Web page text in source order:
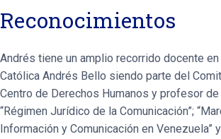
Reconocimientos
Andrés tiene un amplio recorrido docente
Católica Andrés Bello siendo parte del
Centro de Derechos Humanos y profesor
“Régimen Jurídico de la Comunicación”;
Información y Comunicación en Venezuela”